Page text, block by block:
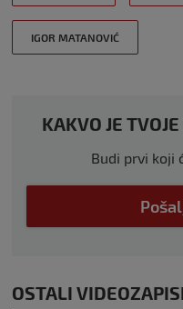
IGOR MATANOVIĆ
KAKVO JE
Budi prvi koji
OSTALI